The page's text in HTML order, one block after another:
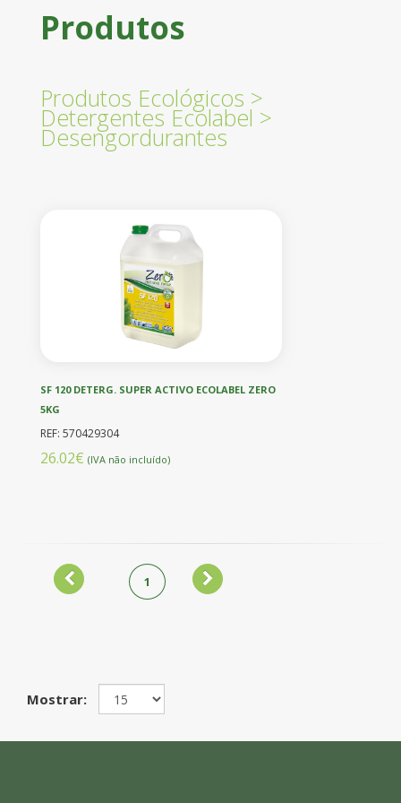
Produtos
Produtos Ecológicos >
Detergentes Ecolabel >
Desengordurantes
SF 120 DETERG. SUPER ACTIVO ECOLABEL ZERO
5KG
REF: 570429304
26.02€ (IVA não incluído)
1
Mostrar: